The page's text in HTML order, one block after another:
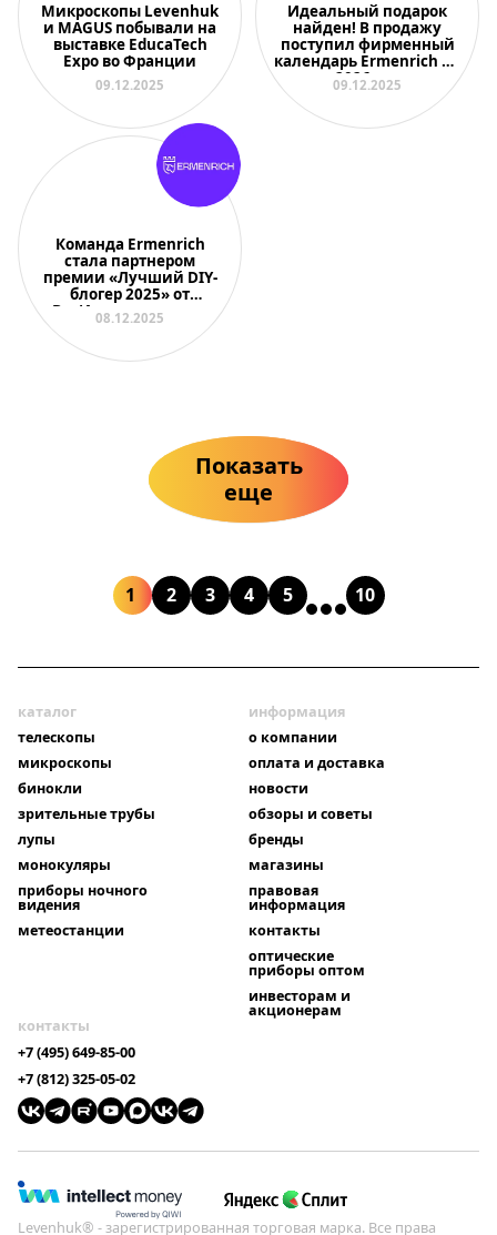
Микроскопы Levenhuk
и MAGUS побывали на
выставке EducaTech
Expo во Франции
09.12.2025
Идеальный подарок
найден! В продажу
поступил фирменный
календарь Ermenrich на
2026 год
09.12.2025
Команда Ermenrich
стала партнером
премии «Лучший DIY-
блогер 2025» от
ВсеИнструменты.ру
08.12.2025
Показать
еще
1 2 3 4 5 10
каталог
телескопы
микроскопы
бинокли
зрительные трубы
лупы
монокуляры
приборы ночного
видения
метеостанции
информация
о компании
оплата и доставка
новости
обзоры и советы
бренды
магазины
правовая
информация
контакты
оптические
приборы оптом
инвесторам и
акционерам
контакты
+7 (495) 649-85-00
+7 (812) 325-05-02
Levenhuk® - зарегистрированная торговая марка. Все права